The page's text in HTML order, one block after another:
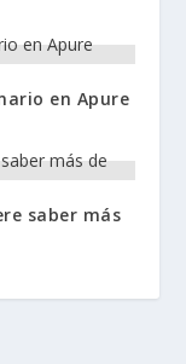
en Apure
saber más